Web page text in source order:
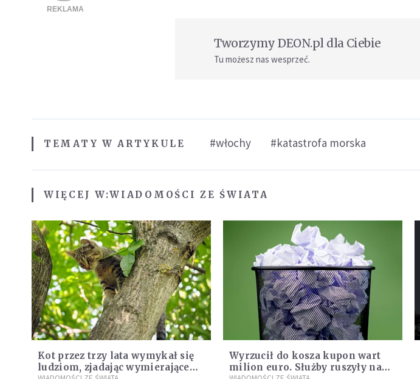
Tworzymy DEON.pl dla Ciebie
Tu możesz nas wesprzeć.
TEMATY W ARTYKULE #włochy #katastrofa morska
WIĘCEJ W:WIADOMOŚCI ZE ŚWIATA
Kot przez trzy lata wymykał się
ludziom, zjadając wymierające
Wyrzucił do kosza kupon wart
milion euro. Służby ruszyły na